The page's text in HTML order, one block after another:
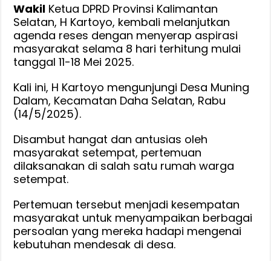
Muning
Dalam,
H
Akses
Jalan
Layanan
Kesehatan
Wakil Ketua DPRD Provinsi Kalimantan
Selatan, H Kartoyo, kembali melanjutkan
agenda reses dengan menyerap aspirasi
masyarakat selama 8 hari terhitung mulai
tanggal 11-18 Mei 2025.
Kali ini, H Kartoyo mengunjungi Desa Muning
Dalam, Kecamatan Daha Selatan, Rabu
(14/5/2025).
Disambut hangat dan antusias oleh
masyarakat setempat, pertemuan
dilaksanakan di salah satu rumah warga
setempat.
Pertemuan tersebut menjadi kesempatan
masyarakat untuk menyampaikan berbagai
persoalan yang mereka hadapi mengenai
kebutuhan mendesak di desa.